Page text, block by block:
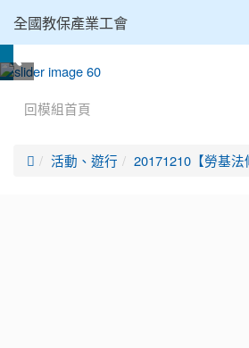
全國教保產業工會
回模組首頁
 活動、遊行 20171210【勞基